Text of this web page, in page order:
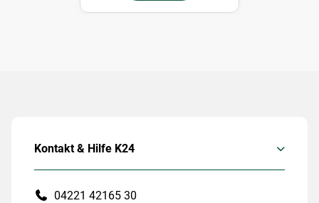
Kontakt & Hilfe K24
04221 42165 30